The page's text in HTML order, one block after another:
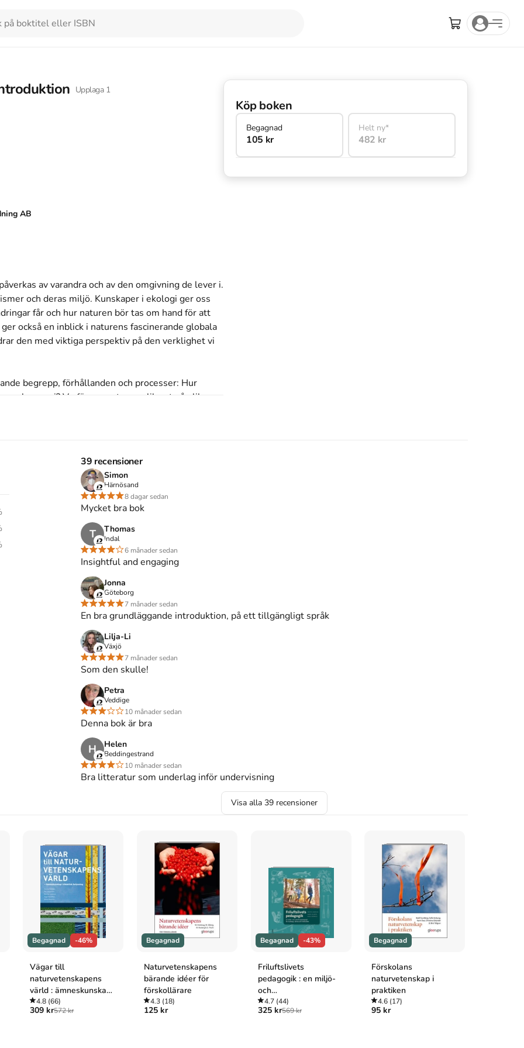
Upplaga 1
AB
av varandra och av den omgivning de lever i.
och deras miljö. Kunskaper i ekologi ger oss
får och hur naturen bör tas om hand för att
också en inblick i naturens fascinerande globala
den med viktiga perspektiv på den verklighet vi
begrepp, förhållanden och processer: Hur
och energi? Varför ser naturen olika ut på olika
genom skogsbruk, jordbruk och utsläpp
tidigare naturvetenskaplig utbildning, men även
och vill veta mer.
universitet.
med begagnade böcker
Håkan Pleijel.Det är den 1a
och består av 192 sidordjupgående information
som har sitt säte i Malmö.
pengar.
AB; 2013.
Köp boken
Begagnad
105 kr
Helt ny*
482 kr
39 recensioner
Simon
Härnösand
8 dagar sedan
Mycket bra bok
T Thomas
Indal
6 månader sedan
Insightful and engaging
Jonna
Göteborg
7 månader sedan
En bra grundläggande introduktion, på ett tillgängligt språk
Lilja-Li
Växjö
7 månader sedan
Som den skulle!
Petra
Veddige
10 månader sedan
Denna bok är bra
H Helen
Beddingestrand
10 månader sedan
Bra litteratur som underlag inför undervisning
Visa alla 39 recensioner
Begagnad -46%
Vägar till
naturvetenskapens
värld : ämneskunskap i
didaktisk belysning
4.8 (66)
309 kr572 kr
Begagnad
Naturvetenskapens
bärande idéer för
förskollärare
4.3(18)
125 kr
Begagnad -43%
Friluftslivets
pedagogik : en miljö-
och
utomhuspedagogik för
kunskap, känsla och
4.7(44)
325 kr569 kr
Begagnad
Förskolans
naturvetenskap i
praktiken
4.6 (17)
95 kr